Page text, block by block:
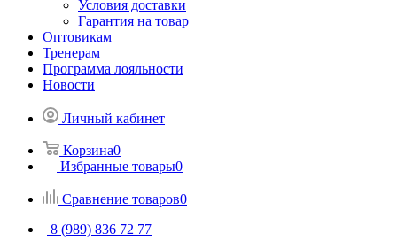
Условия доставки
Гарантия на товар
Оптовикам
Тренерам
Программа лояльности
Новости
Личный кабинет
Корзина0
Избранные товары0
Сравнение товаров0
8 (989) 836 72 77